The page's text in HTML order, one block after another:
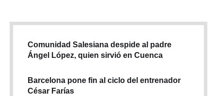
Comunidad Salesiana despide al padre
Ángel López, quien sirvió en Cuenca
Barcelona pone fin al ciclo del entrenador
César Farías